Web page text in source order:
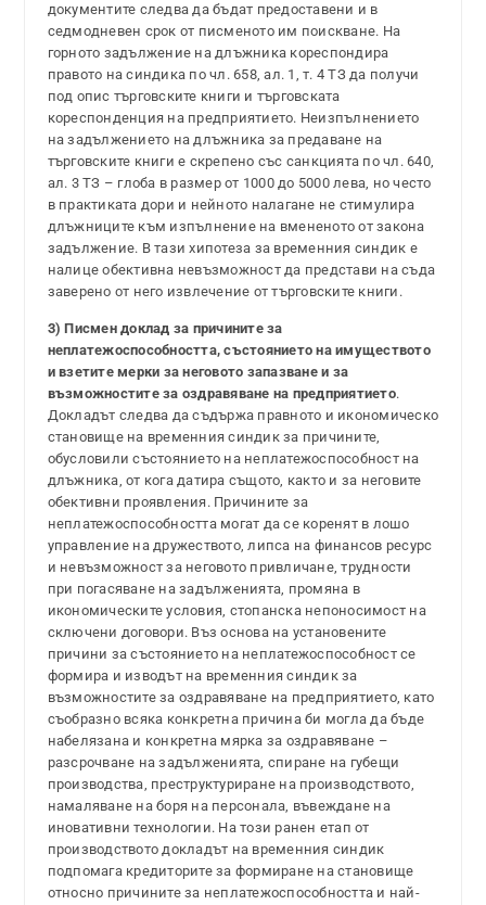
документите следва да бъдат предоставени и в
седмодневен срок от писменото им поискване. На
горното задължение на длъжника кореспондира
правото на синдика по чл. 658, ал. 1, т. 4 ТЗ да получи
под опис търговските книги и търговската
кореспонденция на предприятието. Неизпълнението
на задължението на длъжника за предаване на
търговските книги е скрепено със санкцията по чл. 640,
ал. 3 ТЗ – глоба в размер от 1000 до 5000 лева, но често
в практиката дори и нейното налагане не стимулира
длъжниците към изпълнение на вмененото от закона
задължение. В тази хипотеза за временния синдик е
налице обективна невъзможност да представи на съда
заверено от него извлечение от търговските книги.
3) Писмен доклад за причините за
неплатежоспособността, състоянието на имуществото
и взетите мерки за неговото запазване и за
възможностите за оздравяване на предприятието.
Докладът следва да съдържа правното и икономическо
становище на временния синдик за причините,
обусловили състоянието на неплатежоспособност на
длъжника, от кога датира същото, както и за неговите
обективни проявления. Причините за
неплатежоспособността могат да се коренят в лошо
управление на дружеството, липса на финансов ресурс
и невъзможност за неговото привличане, трудности
при погасяване на задълженията, промяна в
икономическите условия, стопанска непоносимост на
сключени договори. Въз основа на установените
причини за състоянието на неплатежоспособност се
формира и изводът на временния синдик за
възможностите за оздравяване на предприятието, като
съобразно всяка конкретна причина би могла да бъде
набелязана и конкретна мярка за оздравяване –
разсрочване на задълженията, спиране на губещи
производства, преструктуриране на производството,
намаляване на боря на персонала, въвеждане на
иновативни технологии. На този ранен етап от
производството докладът на временния синдик
подпомага кредиторите за формиране на становище
относно причините за неплатежоспособността и най-